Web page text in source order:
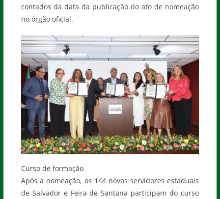
contados da data da publicação do ato de nomeação
no órgão oficial.
Curso de formação
Após a nomeação, os 144 novos servidores estaduais
de Salvador e Feira de Santana participam do curso